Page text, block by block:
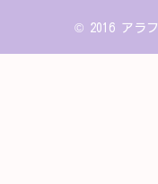
© 2016 アラ